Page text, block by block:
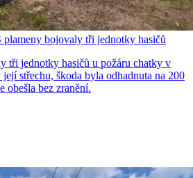
plameny bojovaly tři jednotky hasičů
tři jednotky hasičů u požáru chatky v
střechu, škoda byla odhadnuta na 200
obešla bez zranění.